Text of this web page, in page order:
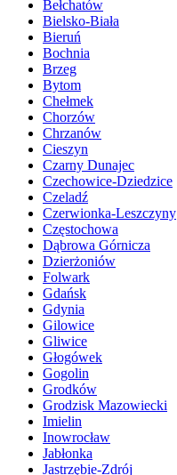
Bełchatów
Bielsko-Biała
Bieruń
Bochnia
Brzeg
Bytom
Chełmek
Chorzów
Chrzanów
Cieszyn
Czarny Dunajec
Czechowice-Dziedzice
Czeladź
Czerwionka-Leszczyny
Częstochowa
Dąbrowa Górnicza
Dzierżoniów
Folwark
Gdańsk
Gdynia
Gilowice
Gliwice
Głogówek
Gogolin
Grodków
Grodzisk Mazowiecki
Imielin
Inowrocław
Jabłonka
Jastrzębie-Zdrój